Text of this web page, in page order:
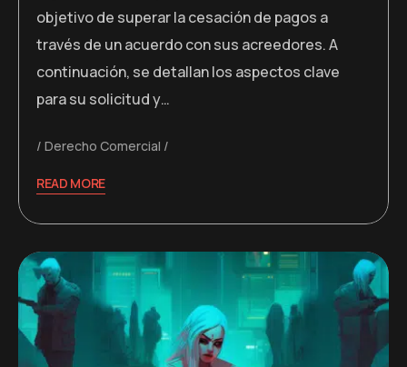
objetivo de superar la cesación de pagos a
través de un acuerdo con sus acreedores. A
continuación, se detallan los aspectos clave
para su solicitud y…
Derecho Comercial
READ MORE